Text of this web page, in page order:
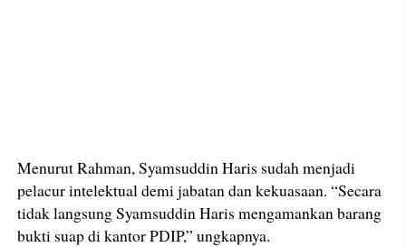
Menurut Rahman, Syamsuddin Haris sudah menjadi
pelacur intelektual demi jabatan dan kekuasaan. “Secara
tidak langsung Syamsuddin Haris mengamankan barang
bukti suap di kantor PDIP,” ungkapnya.